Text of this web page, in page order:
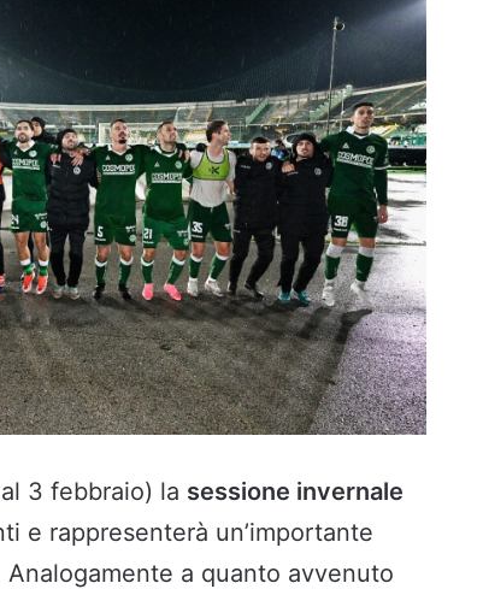
3 febbraio) la sessione invernale
e rappresenterà un’importante
Analogamente a quanto avvenuto